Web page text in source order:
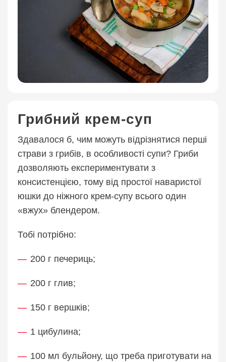
Грибний крем-суп
Здавалося б, чим можуть відрізнятися перші
страви з грибів, в особливості супи? Гриби
дозволяють експериментувати з
консистенцією, тому від простої наваристої
юшки до ніжного крем-супу всього один
«вжух» блендером.
Тобі потрібно:
200 г печериць;
200 г глив;
150 г вершків;
1 цибулина;
100 мл бульйону, що треба приготувати на